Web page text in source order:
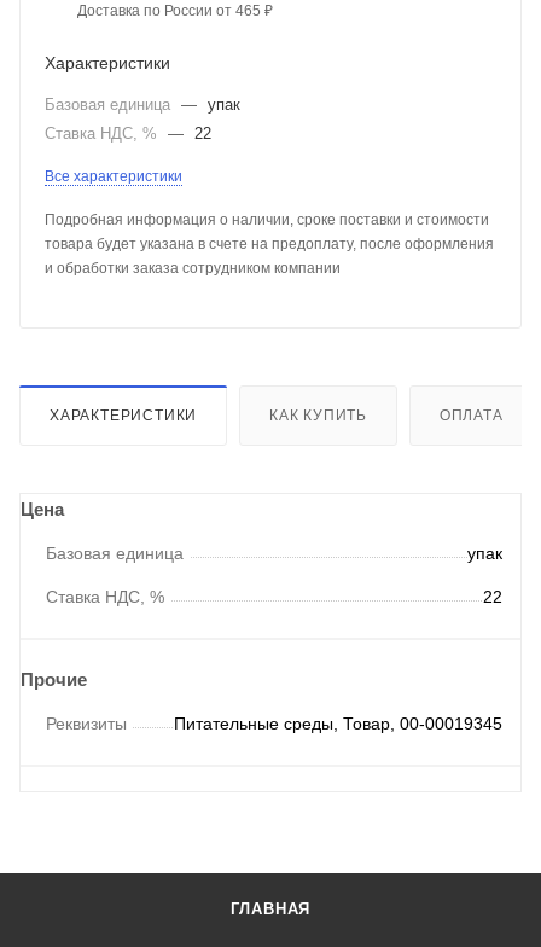
Доставка по России от 465 ₽
Характеристики
Базовая единица — упак
Ставка НДС, %
— 22
Все характеристики
Подробная информация о наличии, сроке поставки и стоимости
товара будет указана в счете на предоплату, после оформления
и обработки заказа сотрудником компании
ХАРАКТЕРИСТИКИ КАК КУПИТЬ ОПЛАТА
Цена
Базовая единица упак
Ставка НДС, % 22
Прочие
Реквизиты Питательные среды, Товар, 00-00019345
ГЛАВНАЯ